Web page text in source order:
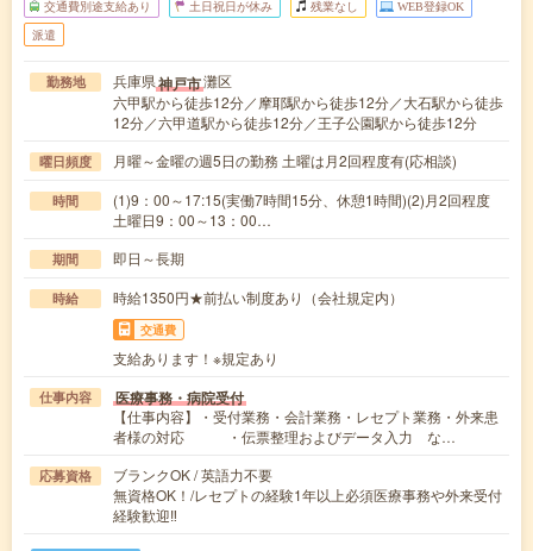
交通費別途支給あり 土日祝日が休み 残業なし WEB登録OK
派遣
勤務地 兵庫県神戸市灘区
六甲駅から徒歩12分／摩耶駅から徒歩12分／大石駅から徒歩
12分／六甲道駅から徒歩12分／王子公園駅から徒歩12分
曜日頻度 月曜～金曜の週5日の勤務 土曜は月2回程度有(応相談)
時間
(1)9：00～17:15(実働7時間15分、休憩1時間)(2)月2回程度
土曜日9：00～13：00…
期間 即日～長期
時給 時給1350円★前払い制度あり（会社規定内）
交通費
支給あります！※規定あり
仕事内容 医療事務・病院受付
【仕事内容】・受付業務・会計業務・レセプト業務・外来患
者様の対応 ・伝票整理およびデータ入力 な…
応募資格
ブランクOK / 英語力不要
無資格OK！/レセプトの経験1年以上必須医療事務や外来受付
経験歓迎‼